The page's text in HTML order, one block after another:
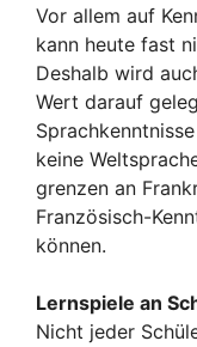
Vor allem auf
kann heute fast
Deshalb wird
Wert darauf
keine
grenzen an
Französisch-
können.
Lernspiele an
Nicht jeder